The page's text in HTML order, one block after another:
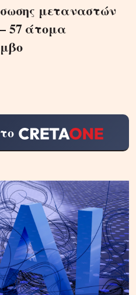
μεταναστών
57 άτομα